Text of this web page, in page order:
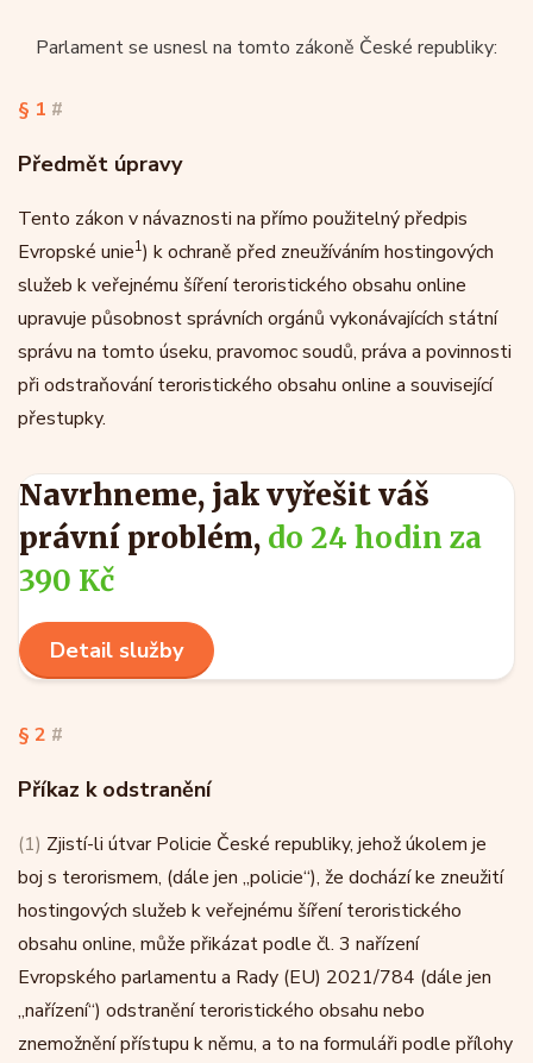
Parlament se usnesl na tomto zákoně České republiky:
§ 1 #
Předmět úpravy
Tento zákon v návaznosti na přímo použitelný předpis
Evropské unie1) k ochraně před zneužíváním hostingových
služeb k veřejnému šíření teroristického obsahu online
upravuje působnost správních orgánů vykonávajících státní
správu na tomto úseku, pravomoc soudů, práva a povinnosti
při odstraňování teroristického obsahu online a související
přestupky.
Navrhneme, jak vyřešit váš
právní problém, do 24 hodin za
390 Kč
Detail služby
§ 2 #
Příkaz k odstranění
(1) Zjistí-li útvar Policie České republiky, jehož úkolem je
boj s terorismem, (dále jen „policie“), že dochází ke zneužití
hostingových služeb k veřejnému šíření teroristického
obsahu online, může přikázat podle čl. 3 nařízení
Evropského parlamentu a Rady (EU) 2021/784 (dále jen
„nařízení“) odstranění teroristického obsahu nebo
znemožnění přístupu k němu, a to na formuláři podle přílohy